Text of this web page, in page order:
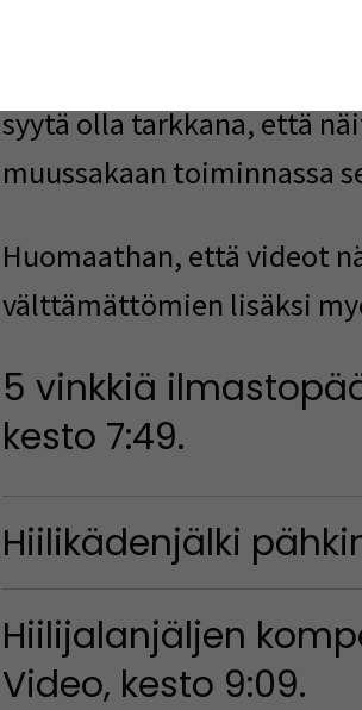
syytä olla tarkkana, että
muussakaan toiminnassa
Huomaathan, että videot
välttämättömien lisäksi
5 vinkkiä
kesto 7:49.
Hiilikädenjälki
Hiilijalanjäljen
Video, kesto 9:09.